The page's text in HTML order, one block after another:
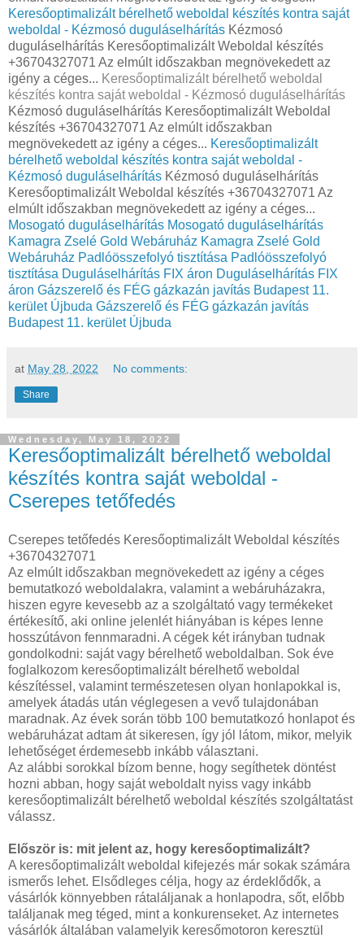
Keresőoptimalizált bérelhető weboldal készítés kontra saját
weboldal - Kézmosó duguláselhárítás Kézmosó
duguláselhárítás Keresőoptimalizált Weboldal készítés
+36704327071 Az elmúlt időszakban megnövekedett az
igény a céges... Keresőoptimalizált bérelhető weboldal
készítés kontra saját weboldal - Kézmosó duguláselhárítás
Kézmosó duguláselhárítás Keresőoptimalizált Weboldal
készítés +36704327071 Az elmúlt időszakban
megnövekedett az igény a céges... Keresőoptimalizált
bérelhető weboldal készítés kontra saját weboldal -
Kézmosó duguláselhárítás Kézmosó duguláselhárítás
Keresőoptimalizált Weboldal készítés +36704327071 Az
elmúlt időszakban megnövekedett az igény a céges...
Mosogató duguláselhárítás Mosogató duguláselhárítás
Kamagra Zselé Gold Webáruház Kamagra Zselé Gold
Webáruház Padlóösszefolyó tisztítása Padlóösszefolyó
tisztítása Duguláselhárítás FIX áron Duguláselhárítás FIX
áron Gázszerelő és FÉG gázkazán javítás Budapest 11.
kerület Újbuda Gázszerelő és FÉG gázkazán javítás
Budapest 11. kerület Újbuda
at May 28, 2022 No comments:
Share
Wednesday, May 18, 2022
Keresőoptimalizált bérelhető weboldal
készítés kontra saját weboldal -
Cserepes tetőfedés
Cserepes tetőfedés Keresőoptimalizált Weboldal készítés
+36704327071
Az elmúlt időszakban megnövekedett az igény a céges
bemutatkozó weboldalakra, valamint a webáruházakra,
hiszen egyre kevesebb az a szolgáltató vagy termékeket
értékesítő, aki online jelenlét hiányában is képes lenne
hosszútávon fennmaradni. A cégek két irányban tudnak
gondolkodni: saját vagy bérelhető weboldalban. Sok éve
foglalkozom keresőoptimalizált bérelhető weboldal
készítéssel, valamint természetesen olyan honlapokkal is,
amelyek átadás után véglegesen a vevő tulajdonában
maradnak. Az évek során több 100 bemutatkozó honlapot és
webáruházat adtam át sikeresen, így jól látom, mikor, melyik
lehetőséget érdemesebb inkább választani.
Az alábbi sorokkal bízom benne, hogy segíthetek döntést
hozni abban, hogy saját weboldalt nyiss vagy inkább
keresőoptimalizált bérelhető weboldal készítés szolgáltatást
válassz.
Először is: mit jelent az, hogy keresőoptimalizált?
A keresőoptimalizált weboldal kifejezés már sokak számára
ismerős lehet. Elsődleges célja, hogy az érdeklődők, a
vásárlók könnyebben rátaláljanak a honlapodra, sőt, előbb
találjanak meg téged, mint a konkurenseket. Az internetes
vásárlók általában valamelyik keresőmotoron keresztül